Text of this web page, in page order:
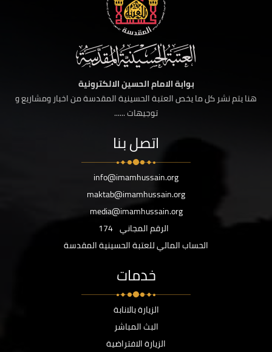
بوابة الامام الحسين الالكترونية
هنا يتم نشر كل ما يخص العتبة الحسينية المقدسة من اخبار ومشاريع و
توجيهات ......
اتصل بنا
info@imamhussain.org
maktab@imamhussain.org
media@imamhussain.org
الرقم المجاني 174
الحساب المالي للعتبة الحسينية المقدسة
خدمات
الزيارة بالانابة
البث المباشر
الزيارة الافتراضية